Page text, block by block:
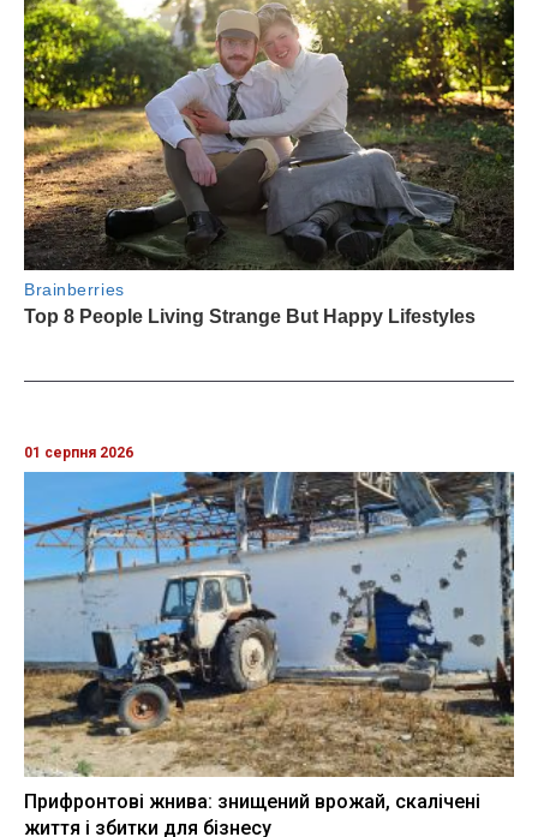
01 серпня 2026
Прифронтові жнива: знищений врожай, скалічені
життя і збитки для бізнесу